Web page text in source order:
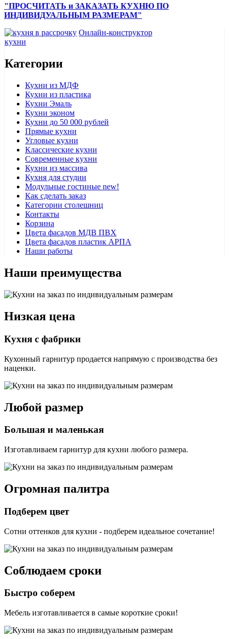
"ПРОСЧИТАТЬ и ЗАКАЗАТЬ КУХНЮ ПО
ИНДИВИДУАЛЬНЫМ РАЗМЕРАМ"
Онлайн-конструктор
кухни
Категории
Кухни из МДФ
Кухни из пластика
Кухни Эмаль
Кухни эконом
Кухни до 50 000 рублей
Прямые кухни
Угловые кухни
Классические кухни
Современные кухни
Кухни из массива
Кухня для студии
Модульные гостиные new!
Как сделать заказ
Категории столешниц
Контакты
Корзина
Цвета фасадов МДВ ПВХ
Цвета фасадов пластик АРПА
Наши работы
Наши преимущества
Низкая цена
Кухня с фабрики
Кухонный гарнитур продается напрямую с производства без
наценки.
Любой размер
Большая и маленькая
Изготавливаем гарнитур для кухни любого размера.
Огромная палитра
Подберем цвет
Сотни оттенков для кухни - подберем идеальное сочетание!
Соблюдаем сроки
Быстро соберем
Мебель изготавливается в самые короткие сроки!